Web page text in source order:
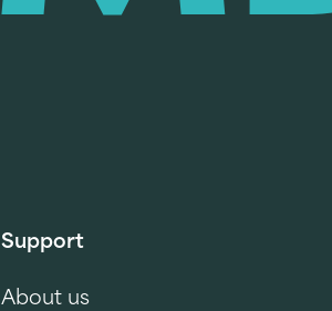
Support
About us